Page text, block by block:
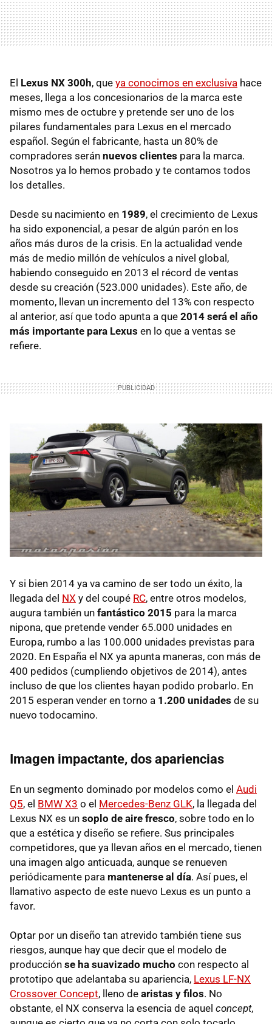
El Lexus NX 300h, que ya conocimos en exclusiva hace
meses, llega a los concesionarios de la marca este
mismo mes de octubre y pretende ser uno de los
pilares fundamentales para Lexus en el mercado
español. Según el fabricante, hasta un 80% de
compradores serán nuevos clientes para la marca.
Nosotros ya lo hemos probado y te contamos todos
los detalles.
Desde su nacimiento en 1989, el crecimiento de Lexus
ha sido exponencial, a pesar de algún parón en los
años más duros de la crisis. En la actualidad vende
más de medio millón de vehículos a nivel global,
habiendo conseguido en 2013 el récord de ventas
desde su creación (523.000 unidades). Este año, de
momento, llevan un incremento del 13% con respecto
al anterior, así que todo apunta a que 2014 será el año
más importante para Lexus en lo que a ventas se
refiere.
Y si bien 2014 ya va camino de ser todo un éxito, la
llegada del NX y del coupé RC, entre otros modelos,
augura también un fantástico 2015 para la marca
nipona, que pretende vender 65.000 unidades en
Europa, rumbo a las 100.000 unidades previstas para
2020. En España el NX ya apunta maneras, con más de
400 pedidos (cumpliendo objetivos de 2014), antes
incluso de que los clientes hayan podido probarlo. En
2015 esperan vender en torno a 1.200 unidades de su
nuevo todocamino.
Imagen impactante, dos apariencias
En un segmento dominado por modelos como el Audi
Q5, el BMW X3 o el Mercedes-Benz GLK, la llegada del
Lexus NX es un soplo de aire fresco, sobre todo en lo
que a estética y diseño se refiere. Sus principales
competidores, que ya llevan años en el mercado, tienen
una imagen algo anticuada, aunque se renueven
periódicamente para mantenerse al día. Así pues, el
llamativo aspecto de este nuevo Lexus es un punto a
favor.
Optar por un diseño tan atrevido también tiene sus
riesgos, aunque hay que decir que el modelo de
producción se ha suavizado mucho con respecto al
prototipo que adelantaba su apariencia, Lexus LF-NX
Crossover Concept, lleno de aristas y filos. No
obstante, el NX conserva la esencia de aquel concept,